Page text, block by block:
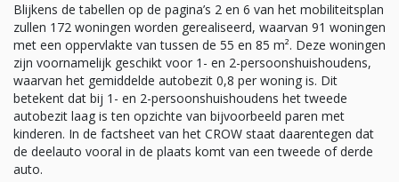
Blijkens de tabellen op de pagina’s 2 en 6 van het mobiliteitsplan
zullen 172 woningen worden gerealiseerd, waarvan 91 woningen
met een oppervlakte van tussen de 55 en 85 m². Deze woningen
zijn voornamelijk geschikt voor 1- en 2-persoonshuishoudens,
waarvan het gemiddelde autobezit 0,8 per woning is. Dit
betekent dat bij 1- en 2-persoonshuishoudens het tweede
autobezit laag is ten opzichte van bijvoorbeeld paren met
kinderen. In de factsheet van het CROW staat daarentegen dat
de deelauto vooral in de plaats komt van een tweede of derde
auto.